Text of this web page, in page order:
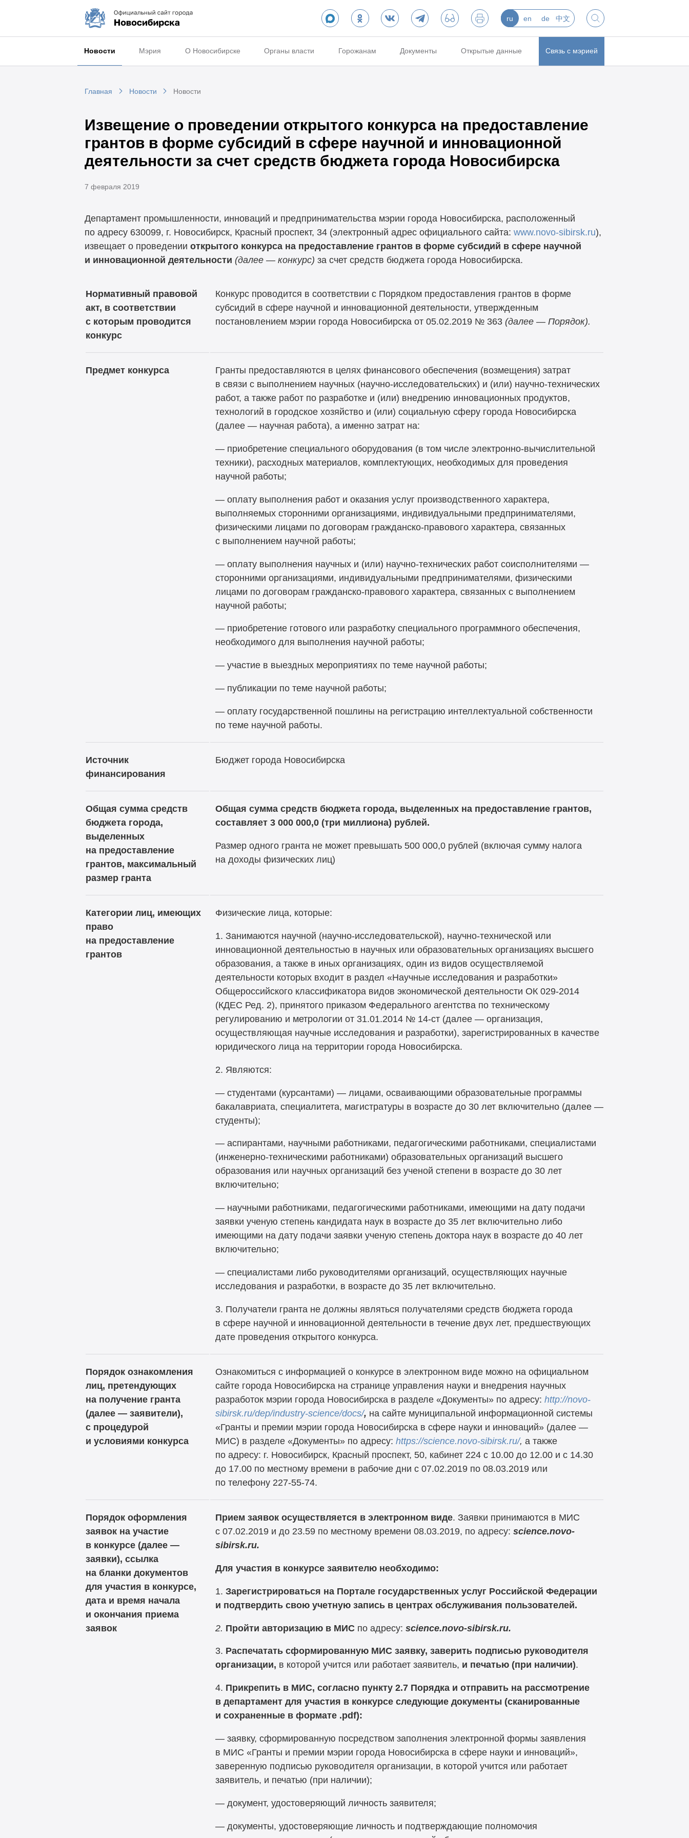
ru en de 中文
Новости Мэрия О Новосибирске Органы власти Горожанам Документы Открытые данные Связь с мэрией
Главная Новости Новости
Извещение о проведении открытого конкурса на предоставление
грантов в форме субсидий в сфере научной и инновационной
деятельности за счет средств бюджета города Новосибирска
7 февраля 2019
Департамент промышленности, инноваций и предпринимательства мэрии города Новосибирска, расположенный
по адресу 630099, г. Новосибирск, Красный проспект, 34 (электронный адрес официального сайта: www.novo-sibirsk.ru),
извещает о проведении открытого конкурса на предоставление грантов в форме субсидий в сфере научной
и инновационной деятельности (далее — конкурс) за счет средств бюджета города Новосибирска.
Нормативный правовой
акт, в соответствии
с которым проводится
конкурс
Конкурс проводится в соответствии с Порядком предоставления грантов в форме
субсидий в сфере научной и инновационной деятельности, утвержденным
постановлением мэрии города Новосибирска от 05.02.2019 № 363 (далее — Порядок).
Предмет конкурса
Гранты предоставляются в целях финансового обеспечения (возмещения) затрат
в связи с выполнением научных (научно-исследовательских) и (или) научно-технических
работ, а также работ по разработке и (или) внедрению инновационных продуктов,
технологий в городское хозяйство и (или) социальную сферу города Новосибирска
(далее — научная работа), а именно затрат на:
— приобретение специального оборудования (в том числе электронно-вычислительной
техники), расходных материалов, комплектующих, необходимых для проведения
научной работы;
— оплату выполнения работ и оказания услуг производственного характера,
выполняемых сторонними организациями, индивидуальными предпринимателями,
физическими лицами по договорам гражданско-правового характера, связанных
с выполнением научной работы;
— оплату выполнения научных и (или) научно-технических работ соисполнителями —
сторонними организациями, индивидуальными предпринимателями, физическими
лицами по договорам гражданско-правового характера, связанных с выполнением
научной работы;
— приобретение готового или разработку специального программного обеспечения,
необходимого для выполнения научной работы;
— участие в выездных мероприятиях по теме научной работы;
— публикации по теме научной работы;
— оплату государственной пошлины на регистрацию интеллектуальной собственности
по теме научной работы.
Источник
финансирования
Бюджет города Новосибирска
Общая сумма средств
бюджета города,
выделенных
на предоставление
грантов, максимальный
размер гранта
Общая сумма средств бюджета города, выделенных на предоставление грантов,
составляет 3 000 000,0 (три миллиона) рублей.
Размер одного гранта не может превышать 500 000,0 рублей (включая сумму налога
на доходы физических лиц)
Категории лиц, имеющих
право
на предоставление
грантов
Физические лица, которые:
1. Занимаются научной (научно-исследовательской), научно-технической или
инновационной деятельностью в научных или образовательных организациях высшего
образования, а также в иных организациях, один из видов осуществляемой
деятельности которых входит в раздел «Научные исследования и разработки»
Общероссийского классификатора видов экономической деятельности ОК 029-2014
(КДЕС Ред. 2), принятого приказом Федерального агентства по техническому
регулированию и метрологии от 31.01.2014 № 14-ст(далее — организация,
осуществляющая научные исследования и разработки), зарегистрированных в качестве
юридического лица на территории города Новосибирска.
2. Являются:
— студентами (курсантами) — лицами, осваивающими образовательные программы
бакалавриата, специалитета, магистратуры в возрасте до 30 лет включительно (далее —
студенты);
— аспирантами, научными работниками, педагогическими работниками, специалистами
(инженерно-техническими работниками) образовательных организаций высшего
образования или научных организаций без ученой степени в возрасте до 30 лет
включительно;
— научными работниками, педагогическими работниками, имеющими на дату подачи
заявки ученую степень кандидата наук в возрасте до 35 лет включительно либо
имеющими на дату подачи заявки ученую степень доктора наук в возрасте до 40 лет
включительно;
— специалистами либо руководителями организаций, осуществляющих научные
исследования и разработки, в возрасте до 35 лет включительно.
3. Получатели гранта не должны являться получателями средств бюджета города
в сфере научной и инновационной деятельности в течение двух лет, предшествующих
дате проведения открытого конкурса.
Порядок ознакомления
лиц, претендующих
на получение гранта
(далее — заявители),
с процедурой
и условиями конкурса
Ознакомиться с информацией о конкурсе в электронном виде можно на официальном
сайте города Новосибирска на странице управления науки и внедрения научных
разработок мэрии города Новосибирска в разделе «Документы» по адресу: http://novo-
sibirsk.ru/dep/industry-science/docs/, на сайте муниципальной информационной системы
«Гранты и премии мэрии города Новосибирска в сфере науки и инноваций» (далее —
МИС) в разделе «Документы» по адресу: https://science.novo-sibirsk.ru/, а также
по адресу: г. Новосибирск, Красный проспект, 50, кабинет 224 с 10.00 до 12.00 и с 14.30
до 17.00 по местному времени в рабочие дни с 07.02.2019 по 08.03.2019 или
по телефону 227-55-74.
Порядок оформления
заявок на участие
в конкурсе (далее —
заявки), ссылка
на бланки документов
для участия в конкурсе,
дата и время начала
и окончания приема
заявок
Прием заявок осуществляется в электронном виде. Заявки принимаются в МИС
с 07.02.2019 и до 23.59 по местному времени 08.03.2019, по адресу: science.novo-
sibirsk.ru.
Для участия в конкурсе заявителю необходимо:
1. Зарегистрироваться на Портале государственных услуг Российской Федерации
и подтвердить свою учетную запись в центрах обслуживания пользователей.
2. Пройти авторизацию в МИС по адресу: science.novo-sibirsk.ru.
3. Распечатать сформированную МИС заявку, заверить подписью руководителя
организации, в которой учится или работает заявитель, и печатью (при наличии).
4. Прикрепить в МИС, согласно пункту 2.7 Порядка и отправить на рассмотрение
в департамент для участия в конкурсе следующие документы (сканированные
и сохраненные в формате .pdf):
— заявку, сформированную посредством заполнения электронной формы заявления
в МИС «Гранты и премии мэрии города Новосибирска в сфере науки и инноваций»,
заверенную подписью руководителя организации, в которой учится или работает
заявитель, и печатью (при наличии);
— документ, удостоверяющий личность заявителя;
— документы, удостоверяющие личность и подтверждающие полномочия